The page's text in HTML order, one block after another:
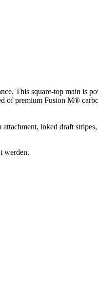
This square-top main is
of premium Fusion M®
inked draft
werden.